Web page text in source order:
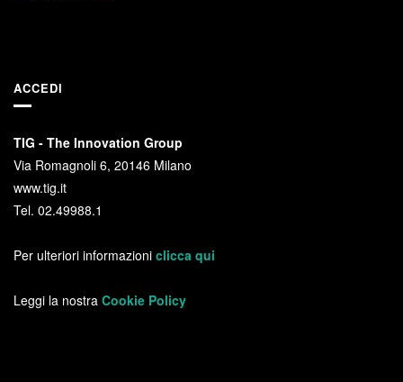
ACCEDI
TIG - The Innovation Group
Via Romagnoli 6, 20146 Milano
www.tig.it
Tel. 02.49988.1
Per ulteriori informazioni clicca qui
Leggi la nostra Cookie Policy